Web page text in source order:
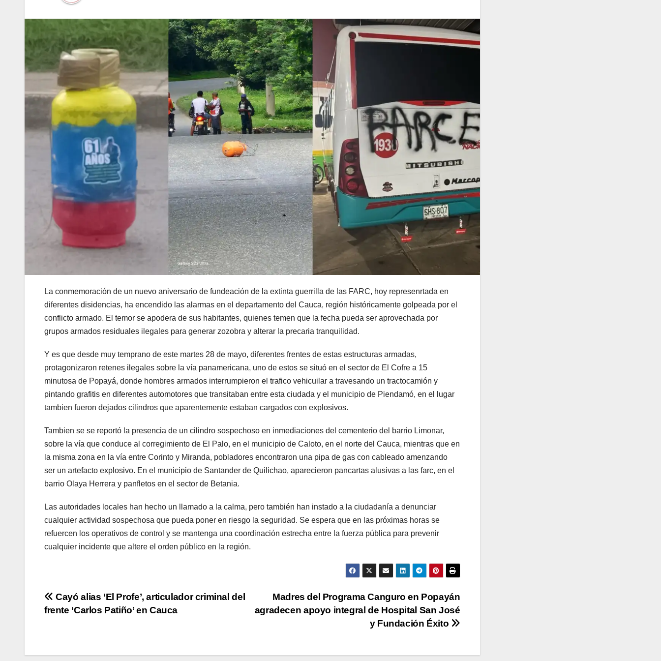
La conmemoración de un nuevo aniversario de fundeación de la extinta guerrilla de las FARC, hoy represenrtada en
diferentes disidencias, ha encendido las alarmas en el departamento del Cauca, región históricamente golpeada por el
conflicto armado. El temor se apodera de sus habitantes, quienes temen que la fecha pueda ser aprovechada por
grupos armados residuales ilegales para generar zozobra y alterar la precaria tranquilidad.
Y es que desde muy temprano de este martes 28 de mayo, diferentes frentes de estas estructuras armadas,
protagonizaron retenes ilegales sobre la vía panamericana, uno de estos se situó en el sector de El Cofre a 15
minutosa de Popayá, donde hombres armados interrumpieron el trafico vehicuilar a travesando un tractocamión y
pintando grafitis en diferentes automotores que transitaban entre esta ciudada y el municipio de Piendamó, en el lugar
tambien fueron dejados cilindros que aparentemente estaban cargados con explosivos.
Tambien se se reportó la presencia de un cilindro sospechoso en inmediaciones del cementerio del barrio Limonar,
sobre la vía que conduce al corregimiento de El Palo, en el municipio de Caloto, en el norte del Cauca, mientras que en
la misma zona en la vía entre Corinto y Miranda, pobladores encontraron una pipa de gas con cableado amenzando
ser un artefacto explosivo. En el municipio de Santander de Quilichao, aparecieron pancartas alusivas a las farc, en el
barrio Olaya Herrera y panfletos en el sector de Betania.
Las autoridades locales han hecho un llamado a la calma, pero también han instado a la ciudadanía a denunciar
cualquier actividad sospechosa que pueda poner en riesgo la seguridad. Se espera que en las próximas horas se
refuercen los operativos de control y se mantenga una coordinación estrecha entre la fuerza pública para prevenir
cualquier incidente que altere el orden público en la región.
Navegación
Madres del Programa Canguro en Popayán
agradecen apoyo integral de Hospital San José
y Fundación Éxito
Cayó alias ‘El Profe’, articulador criminal del
frente ‘Carlos Patiño’ en Cauca